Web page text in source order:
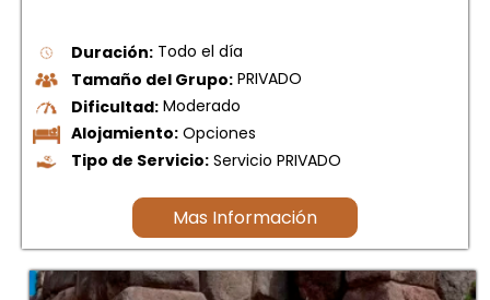
Duración: Todo el día
Tamaño del Grupo: PRIVADO
Dificultad: Moderado
Alojamiento: Opciones
Tipo de Servicio: Servicio PRIVADO
Mas Información